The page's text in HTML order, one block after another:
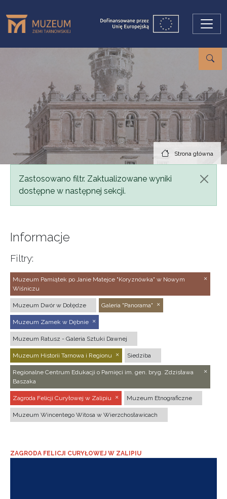
Strona główna
Komunikat
Zastosowano filtr. Zaktualizowane wyniki
dostępne w następnej sekcji.
Informacje
Filtry:
Muzeum Pamiątek po Janie Matejce "Koryznówka" w Nowym
Wiśniczu
Muzeum Dwór w Dołędze Galeria "Panorama"
Muzeum Zamek w Dębnie
Muzeum Ratusz - Galeria Sztuki Dawnej
Muzeum Historii Tarnowa i Regionu Siedziba
Regionalne Centrum Edukacji o Pamięci im. gen. bryg. Zdzisława
Baszaka
Zagroda Felicji Curyłowej w Zalipiu Muzeum Etnograficzne
Muzeum Wincentego Witosa w Wierzchosławicach
ZAGRODA FELICJI CURYŁOWEJ W ZALIPIU